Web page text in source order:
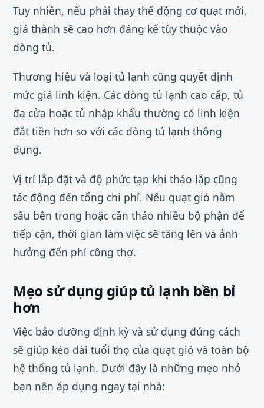
Tuy nhiên, nếu phải thay thế động cơ quạt mới,
giá thành sẽ cao hơn đáng kể tùy thuộc vào
dòng tủ.
Thương hiệu và loại tủ lạnh cũng quyết định
mức giá linh kiện. Các dòng tủ lạnh cao cấp, tủ
đa cửa hoặc tủ nhập khẩu thường có linh kiện
đắt tiền hơn so với các dòng tủ lạnh thông
dụng.
Vị trí lắp đặt và độ phức tạp khi tháo lắp cũng
tác động đến tổng chi phí. Nếu quạt gió nằm
sâu bên trong hoặc cần tháo nhiều bộ phận để
tiếp cận, thời gian làm việc sẽ tăng lên và ảnh
hưởng đến phí công thợ.
Mẹo sử dụng giúp tủ lạnh bền bỉ
hơn
Việc bảo dưỡng định kỳ và sử dụng đúng cách
sẽ giúp kéo dài tuổi thọ của quạt gió và toàn bộ
hệ thống tủ lạnh. Dưới đây là những mẹo nhỏ
bạn nên áp dụng ngay tại nhà: